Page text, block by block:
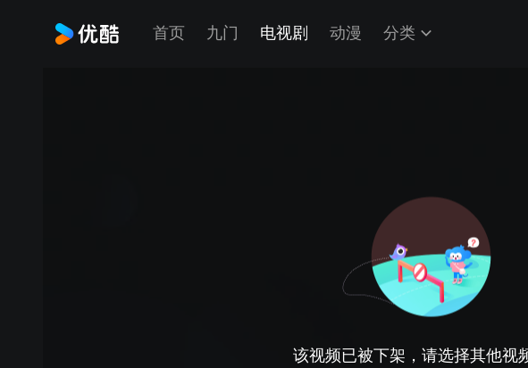
首页 九门 电视剧 动漫 分类
该视频已被下架，请选择其他视